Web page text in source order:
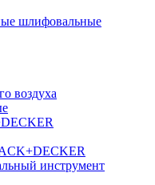
шлифовальные
воздуха
инструмент